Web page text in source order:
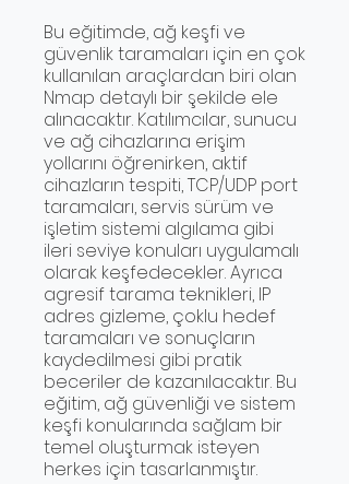
Bu eğitimde, ağ keşfi ve
güvenlik taramaları için en çok
kullanılan araçlardan biri olan
Nmap detaylı bir şekilde ele
alınacaktır. Katılımcılar, sunucu
ve ağ cihazlarına erişim
yollarını öğrenirken, aktif
cihazların tespiti, TCP/UDP port
taramaları, servis sürüm ve
işletim sistemi algılama gibi
ileri seviye konuları uygulamalı
olarak keşfedecekler. Ayrıca
agresif tarama teknikleri, IP
adres gizleme, çoklu hedef
taramaları ve sonuçların
kaydedilmesi gibi pratik
beceriler de kazanılacaktır. Bu
eğitim, ağ güvenliği ve sistem
keşfi konularında sağlam bir
temel oluşturmak isteyen
herkes için tasarlanmıştır.